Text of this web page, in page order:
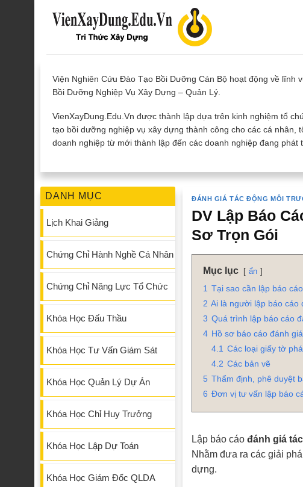
Viện Nghiên Cứu Đào Tạo Bồi Dưỡng Cán Bộ hoạt động về lĩnh
Bồi Dưỡng Nghiệp Vụ Xây Dựng – Quản Lý.
VienXayDung.Edu.Vn được thành lập dựa trên kinh nghiệm tổ
tạo bồi dưỡng nghiệp vụ xây dựng thành công cho các cá nhân,
doanh nghiệp từ mới thành lập đến các doanh nghiệp đang phát
DANH MỤC
Lịch Khai Giảng
Chứng Chỉ Hành Nghề Cá Nhân
Chứng Chỉ Năng Lực Tổ Chức
Khóa Học Đấu Thầu
Khóa Học Tư Vấn Giám Sát
Khóa Học Quản Lý Dự Án
Khóa Học Chỉ Huy Trưởng
Khóa Học Lập Dự Toán
Khóa Học Giám Đốc QLDA
ĐÁNH GIÁ TÁC ĐỘNG MÔI
DV Lập Báo
Sơ Trọn Gói
Mục lục ẩn
1 Tại sao cần lập báo
2 Ai là người lập báo cáo
3 Quá trình lập báo cáo
4 Hồ sơ báo cáo đánh
4.1 Các loại giấy tờ
4.2 Các bản vẽ
5 Thẩm định, phê duyệt
6 Đơn vị tư vấn lập báo
Lập báo cáo đánh giá
Nhằm đưa ra các giải
dựng.